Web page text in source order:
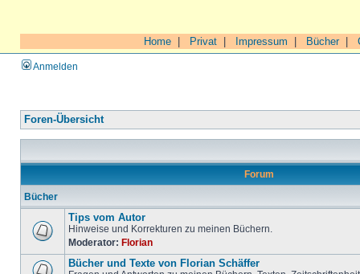
Home Privat Impressum Bücher|
Anmelden
Foren-Übersicht
Forum
Bücher
Tips vom Autor
Hinweise und Korrekturen zu meinen Büchern.
Moderator: Florian
Bücher und Texte von Florian Schäffer